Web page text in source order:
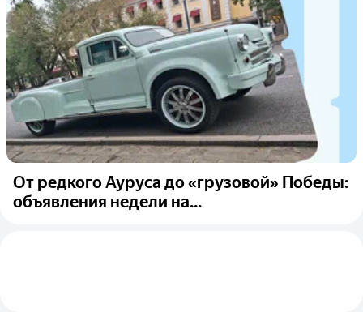
От редкого Ауруса до «грузовой» Победы:
объявления недели на...